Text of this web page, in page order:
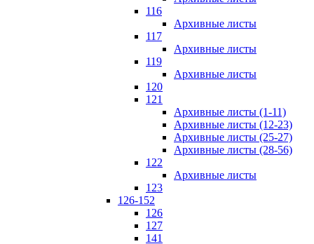
116
Архивные листы
117
Архивные листы
119
Архивные листы
120
121
Архивные листы (1-11)
Архивные листы (12-23)
Архивные листы (25-27)
Архивные листы (28-56)
122
Архивные листы
123
126-152
126
127
141